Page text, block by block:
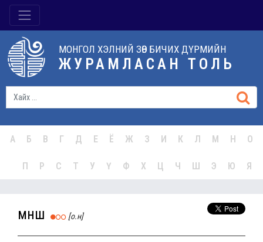
МОНГОЛ ХЭЛНИЙ ЗӨВ БИЧИХ ДҮРМИЙН
ЖУРАМЛАСАН ТОЛЬ
А Б В Г Д Е Ё Ж З И К Л М Н О
П Р С Т У Ү Ф Х Ц Ч Ш Э Ю Я
өмнөш [о.н]